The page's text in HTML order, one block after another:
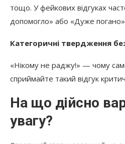
тощо. У фейкових відгуках
допомогло» або «Дуже
Категоричні твердження
«Нікому не раджу!» — чому
сприймайте такий відгук
На що дійсно
увагу?